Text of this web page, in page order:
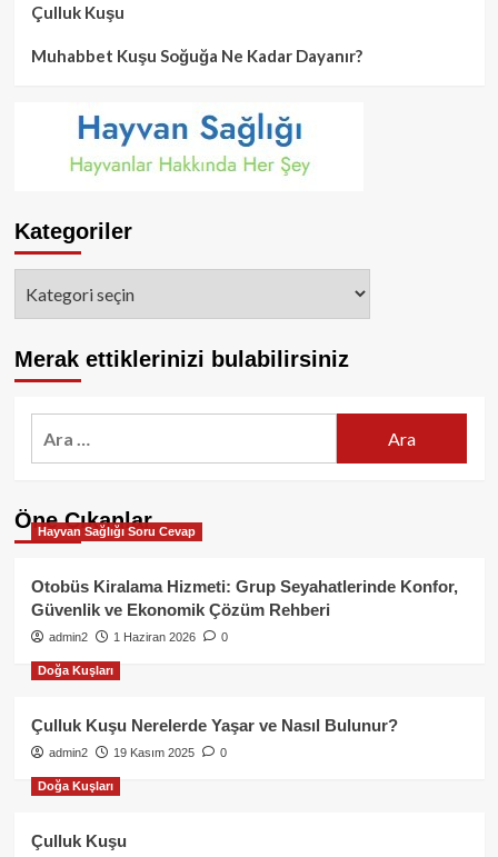
Çulluk Kuşu
Muhabbet Kuşu Soğuğa Ne Kadar Dayanır?
Kategoriler
Merak ettiklerinizi bulabilirsiniz
Öne Çıkanlar
Hayvan Sağlığı Soru Cevap
Otobüs Kiralama Hizmeti: Grup Seyahatlerinde Konfor,
Güvenlik ve Ekonomik Çözüm Rehberi
admin2 1 Haziran 2026 0
Doğa Kuşları
Çulluk Kuşu Nerelerde Yaşar ve Nasıl Bulunur?
admin2 19 Kasım 2025 0
Doğa Kuşları
Çulluk Kuşu